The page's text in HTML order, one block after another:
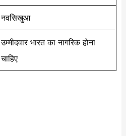
नवसिखुआ
उम्मीदवार भारत का नागरिक होना
चाहिए